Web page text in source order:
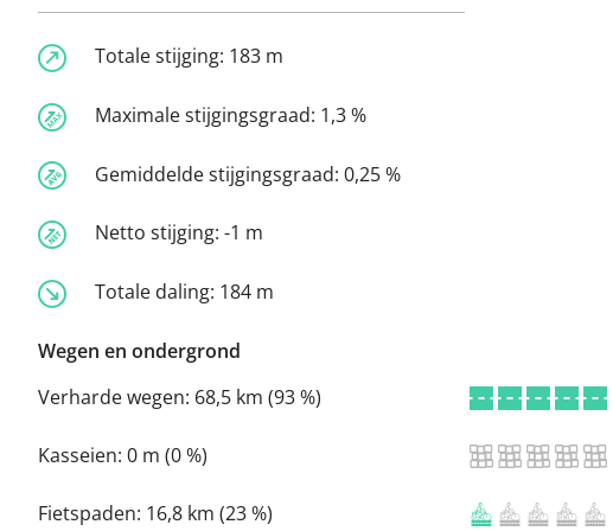
Totale stijging: 183 m
Maximale stijgingsgraad: 1,3 %
Gemiddelde stijgingsgraad: 0,25 %
Netto stijging: -1 m
Totale daling: 184 m
Wegen en ondergrond
Verharde wegen: 68,5 km (93 %)
Kasseien: 0 m (0 %)
Fietspaden: 16,8 km (23 %)